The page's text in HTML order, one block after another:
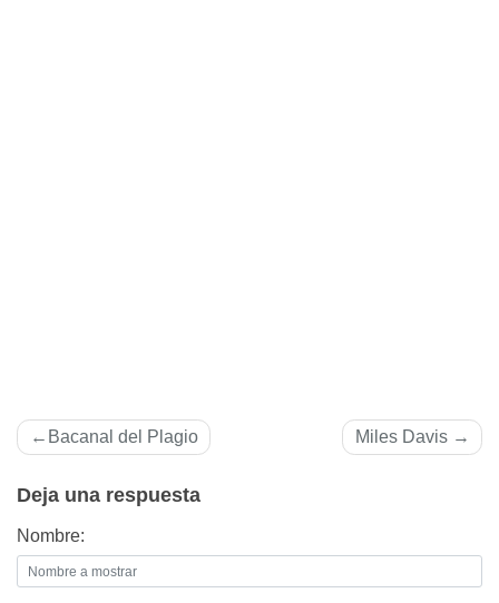
Navegación
entradas
Bacanal del Plagio Miles Davis
Deja una respuesta
Nombre: